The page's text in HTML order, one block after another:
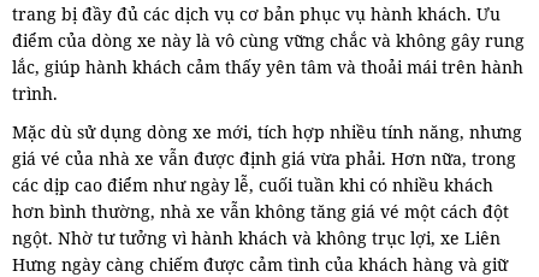
trang bị đầy đủ các dịch vụ cơ bản phục vụ hành khách. Ưu
điểm của dòng xe này là vô cùng vững chắc và không gây rung
lắc, giúp hành khách cảm thấy yên tâm và thoải mái trên hành
trình.
Mặc dù sử dụng dòng xe mới, tích hợp nhiều tính năng, nhưng
giá vé của nhà xe vẫn được định giá vừa phải. Hơn nữa, trong
các dịp cao điểm như ngày lễ, cuối tuần khi có nhiều khách
hơn bình thường, nhà xe vẫn không tăng giá vé một cách đột
ngột. Nhờ tư tưởng vì hành khách và không trục lợi, xe Liên
Hưng ngày càng chiếm được cảm tình của khách hàng và giữ